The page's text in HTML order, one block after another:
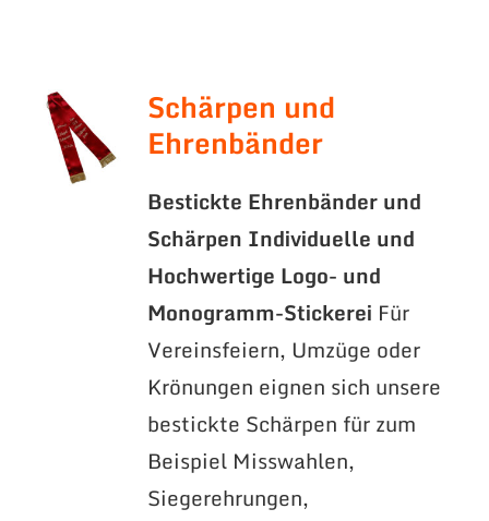
Schärpen und
Ehrenbänder
Bestickte Ehrenbänder und
Schärpen Individuelle und
Hochwertige Logo- und
Monogramm-Stickerei Für
Vereinsfeiern, Umzüge oder
Krönungen eignen sich unsere
bestickte Schärpen für zum
Beispiel Misswahlen,
Siegerehrungen,